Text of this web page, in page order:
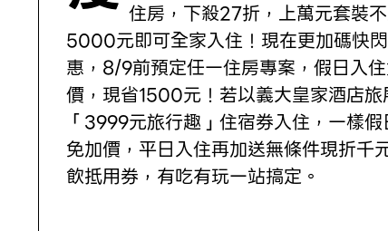
住房，下殺27折，上萬元套裝
5000元即可全家入住！現在更加碼快
惠，8/9前預定任一住房專案，假日入
價，現省1500元！若以義大皇家酒店旅
「3999元旅行趣」住宿券入住，一樣
免加價，平日入住再加送無條件現折千
飲抵用券，有吃有玩一站搞定。